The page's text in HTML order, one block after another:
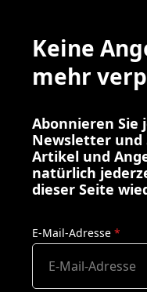
Keine
mehr
Abonnieren
Newsletter und
Artikel und
natürlich
dieser Seite
E-Mail-Adresse *